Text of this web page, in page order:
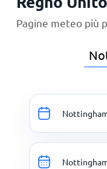
Pagine meteo più